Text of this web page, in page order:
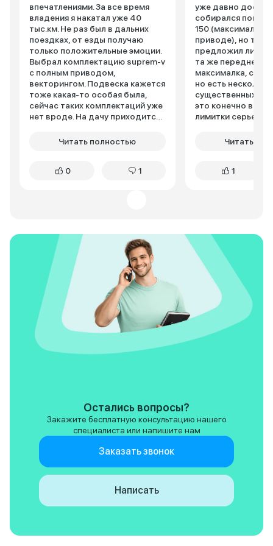
впечатлениями. За все время
владения я накатал уже 40
тыс.км. Не раз был в дальних
поездках, от езды получаю
только положительные эмоции.
Выбрал комплектацию suprem-v
с полным приводом,
векторингом. Подвеска кажется
тоже какая-то особая была,
сейчас таких комплектаций уже
нет вроде. На дачу приходится
время года без проблем. Скажу
привода. Внешне машина
Клиренс не такой высокий, как в
джипах, но мне вполне хватает.
Зимой по колее снежной во
дворах проезжаю спокойно и
не цепляю. По салону могу
сказать, что отделка из
качественных материалов,
сидения даже сейчас как новые,
ни потертостей, ни трещин нет.
Не плохая аккустика sony.
Можно настроить звук под
Функций масса, долго все
перечислять. Конечно я
понимал, что рискую, когда
покупал J7, т.к. машина только
появилась у нас. Но риск
оправдался, не разу не
пожалел, что купил его
Читать полностью
0 1
уже давно
собирался
150
приводе), но тут
предложил
та же
максималка, с
но есть несколько
существенных
это конечно
лимитки серьезно
сути осталась
перекладины.
вообще не плохо,
смотрится
Может и
нравится
Второе отличие
В оригинале это
(а раньше было
уменьшили,
еще раз сказать
нашим
конце концов и
машину не
чтобы на ней
городу, а для семьи и
повседневной
прекрасно. У нее
всевозможных
Читать
1
Остались вопросы?
Закажите бесплатную консультацию нашего
специалиста или напишите нам
Заказать звонок
Написать